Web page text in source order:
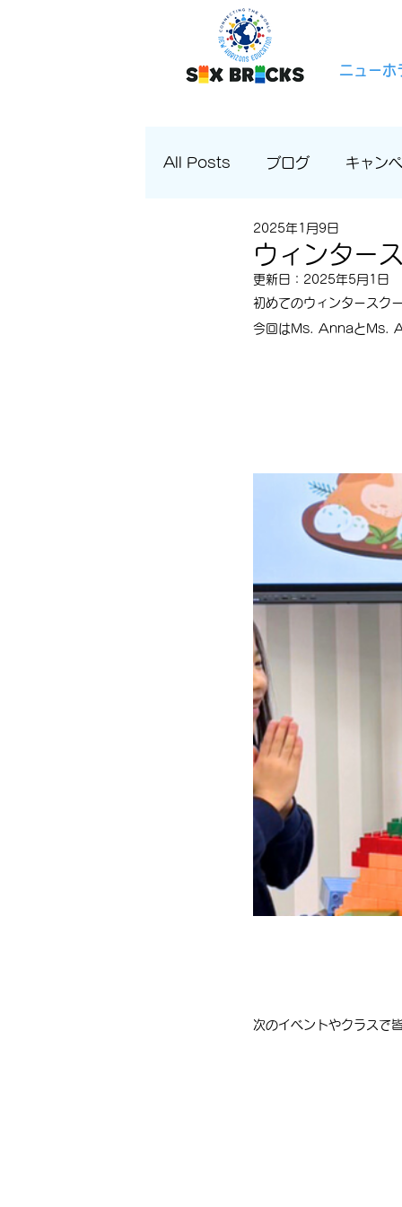
ニューホ
All Posts ブログ キャン
ウィンター
2025年1月9日
更新日： 2025年5月1日
初めてのウィンタースク
今回はMs. AnnaとMs.
次のイベントやクラスで